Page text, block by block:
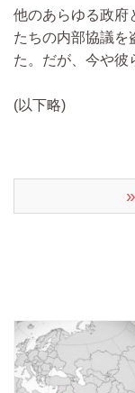
他のあらゆる政府
たちの内部協議を
た。だが、今や彼
(以下略)